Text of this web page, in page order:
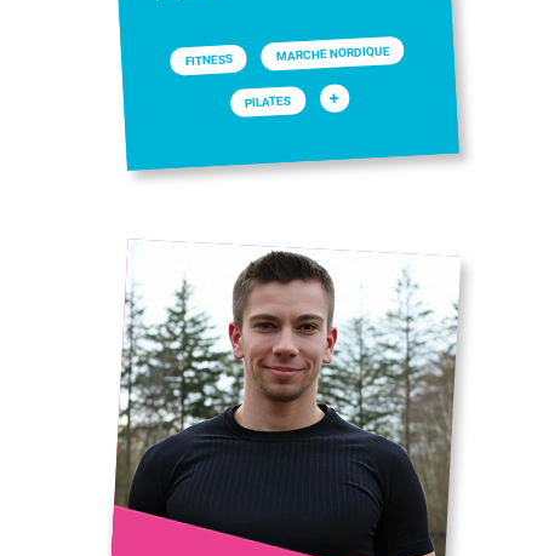
FITNESS MARCHE NORDIQUE
PILATES +